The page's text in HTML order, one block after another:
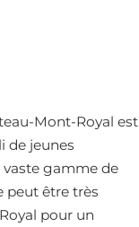
Mont-Royal est
de jeunes
gamme de
peut être très
pour un